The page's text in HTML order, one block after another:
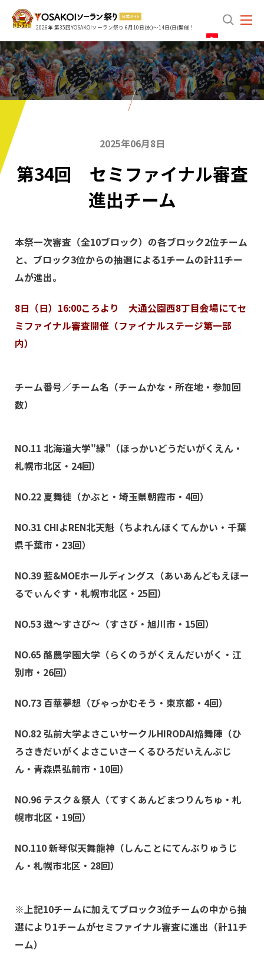
2026年 第35回YOSAKOIソーラン祭り 6月10日(水)～14日(日)開催！
search
2025年06月8日
第34回 セミファイナル審査
進出チーム
本祭一次審査（全10ブロック）の各ブロック2位チーム
と、ブロック3位からの抽選による1チームの計11チー
ムが進出。
8日（日）16:00ころより 大通公園西8丁目会場にてセ
ミファイナル審査開催（ファイナルステージ第一部
内）
チーム番号／チーム名（チームかな・所在地・参加回
数）
NO.11 北海道大学"縁" （ほっかいどうだいがくえん・
札幌市北区・24回）
NO.22 夏舞徒 （かぶと・埼玉県朝霞市・4回）
NO.31 CHIよREN北天魁 （ちよれんほくてんかい・千葉
県千葉市・23回）
NO.39 藍&MOEホールディングス （あいあんどもえほー
るでぃんぐす・札幌市北区・25回）
NO.53 遨〜すさび〜 （すさび・旭川市・15回）
NO.65 酪農学園大学 （らくのうがくえんだいがく・江
別市・26回）
NO.73 百華夢想 （びゃっかむそう・東京都・4回）
NO.82 弘前大学よさこいサークルHIRODAI焔舞陣 （ひ
ろさきだいがくよさこいさーくるひろだいえんぶじ
ん・青森県弘前市・10回）
NO.96 テスク＆祭人 （てすくあんどまつりんちゅ・札
幌市北区・19回）
NO.110 新琴似天舞龍神 （しんことにてんぶりゅうじ
ん・札幌市北区・28回）
※上記10チームに加えてブロック3位チームの中から抽
選により1チームがセミファイナル審査に進出（計11チ
ーム）